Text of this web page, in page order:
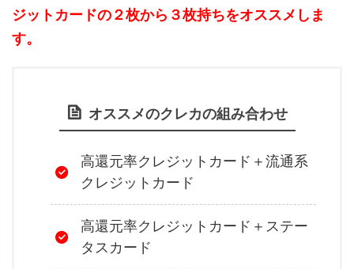
ジットカードの２枚から３枚持ちをオススメしま
す。
オススメのクレカの組み合わせ
高還元率クレジットカード＋流通系
クレジットカード
高還元率クレジットカード＋ステー
タスカード